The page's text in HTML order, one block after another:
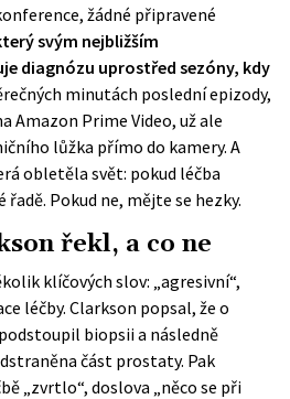
žádné připravené
svým nejbližším
diagnózu uprostřed sezóny, kdy
minutách poslední epizody,
Amazon Prime Video, už ale
lůžka přímo do kamery. A
obletěla svět: pokud léčba
řadě. Pokud ne, mějte se hezky.
řekl, a co ne
klíčových slov: „agresivní“,
léčby. Clarkson popsal, že o
biopsii a následně
část prostaty. Pak
„zvrtlo“, doslova „něco se při